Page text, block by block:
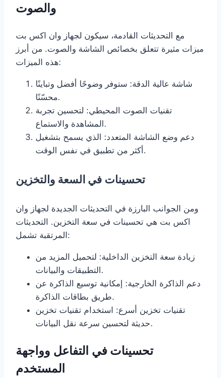
والصوت
مع التحديثات القادمة، سيكون لجهاز وان اكس بت
ميزات مثيرة تتعلق بخصائص الشاشة والصوت. من أبرز
هذه الميزات:
شاشة عالية الدقة: ستوفر وضوحًا أفضل وتباينًا
محسّنًا.
تقنيات الصوت المحيطي: لتحسين تجربة
المشاهدة والاستماع.
دعم وضع الشاشة المتعدد: الذي يسمح بتشغيل
أكثر من تطبيق في نفس الوقت.
تحسينات في السعة والتخزين
ومن الجوانب البارزة في التحديثات الجديدة لجهاز وان
اكس بت هي تحسينات في سعة التخزين. التحديثات
المرتقبة تشمل:
زيادة سعة التخزين الداخلية: لتحميل المزيد من
التطبيقات والبيانات.
دعم الذاكرة الخارجية: إمكانية توسيع الذاكرة عن
طريق بطاقات الذاكرة.
تقنيات تخزين أسرع: استخدام تقنيات تخزين
حديثة لتحسين سرعة نقل البيانات.
تحسينات في التفاعل وواجهة
المستخدم